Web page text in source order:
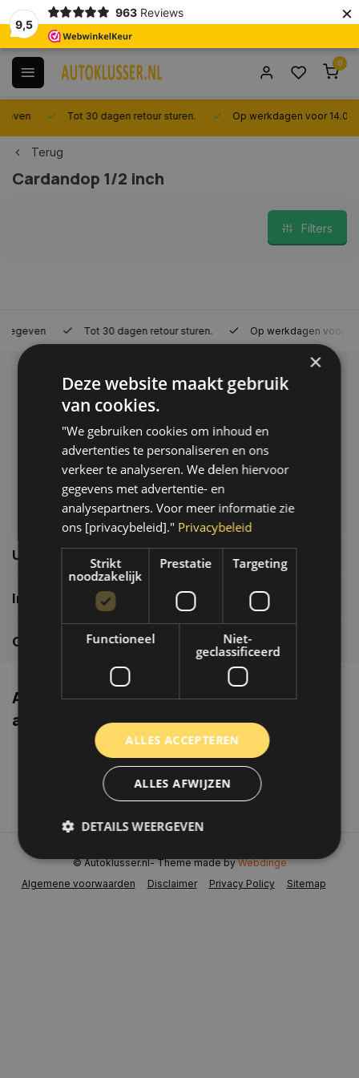
9,5
963 Reviews ×
0
Tot 30 dagen retour sturen. Op werkdagen voor 14.00 uur
Terug
Cardandop 1/2 inch
Filters
Tot 30 dagen retour sturen. Op werkdagen voor 14.00 uur
Klantenservice
Veelgestelde vragen
06-39119169
info@autoklusser.nl
Usefull links
Informatie
Contactgegevens
Altijd de nieuwste producten en
aanbiedingen weten?
Abonneer
Algemene voorwaarden Disclaimer Privacy Policy Sitemap
© Autoklusser.nl- Theme made byWebdinge
×
Deze website maakt gebruik
van cookies.
"We gebruiken cookies om inhoud en
advertenties te personaliseren en ons
verkeer te analyseren. We delen hiervoor
gegevens met advertentie- en
analysepartners. Voor meer informatie zie
ons [privacybeleid]." Privacybeleid
Strikt
noodzakelijk
Prestatie Targeting
Functioneel
Niet-
geclassificeerd
ALLES ACCEPTEREN
ALLES AFWIJZEN
DETAILS WEERGEVEN
Strikt noodzakelijk Prestatie
Targeting